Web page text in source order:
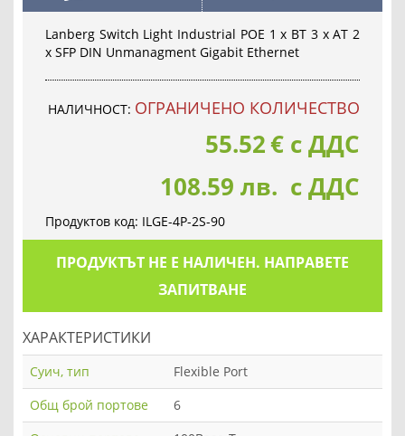
Lanberg Switch Light Industrial POE 1 x BT 3 x AT 2
x SFP DIN Unmanagment Gigabit Ethernet
НАЛИЧНОСТ: OГРАНИЧЕНО КОЛИЧЕСТВО
55.52€ с ДДС
108.59 лв. с ДДС
Продуктов код: ILGE-4P-2S-90
ПРОДУКТЪТ НЕ Е НАЛИЧЕН. НАПРАВЕТЕ
ЗАПИТВАНЕ
ХАРАКТЕРИСТИКИ
Суич, тип
Flexible Port
Общ брой портове
6